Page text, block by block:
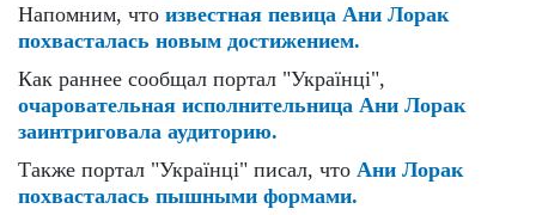
Напомним, что известная певица Ани Лорак
похвасталась новым достижением.
Как раннее сообщал портал "Українці",
очаровательная исполнительница Ани Лорак
заинтриговала аудиторию.
Также портал "Українці" писал, что Ани Лорак
похвасталась пышными формами.